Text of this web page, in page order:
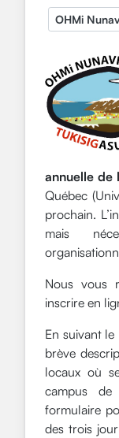
OHMi
annuelle de
Québec
prochain.
mais
Nous vous
inscrire en
En suivant
brève
locaux où
campus
formulaire
des trois